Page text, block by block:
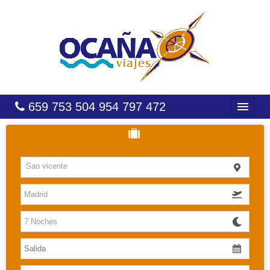
659 753 504 954 797 472
HOTELES
COSTAS
CARIBE
CANARIAS
BALEARES
Sao vicente